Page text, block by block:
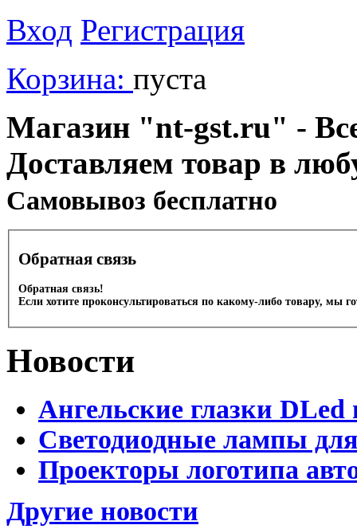
Вход Регистрация
Корзина: пуста
Магазин "nt-gst.ru" -
Доставляем товар в
Cамовывоз бесплатно
Обратная связь
Обратная связь!
Если хотите проконсультироваться по какому-либо товару, мы
Новости
Ангельские глазки DLed
Светодиодные лампы
Проекторы логотипа
Другие новости